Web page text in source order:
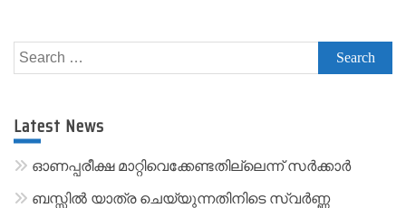
l
n
a
Search
for:
Latest News
ഓണപ്പരീക്ഷ മാറ്റിവെക്കേണ്ടതില്ലെന്ന് സർക്കാർ
ബസ്സിൽ യാത്ര ചെയ്യുന്നതിനിടെ സ്വർണ്ണ